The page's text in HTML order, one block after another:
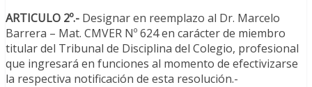
ARTICULO 2º.- Designar en reemplazo al Dr. Marcelo
Barrera – Mat. CMVER Nº 624 en carácter de miembro
titular del Tribunal de Disciplina del Colegio, profesional
que ingresará en funciones al momento de efectivizarse
la respectiva notificación de esta resolución.-